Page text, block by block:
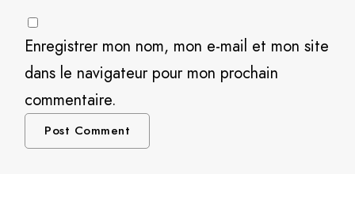
Enregistrer mon nom, mon e-mail et mon site
dans le navigateur pour mon prochain
commentaire.